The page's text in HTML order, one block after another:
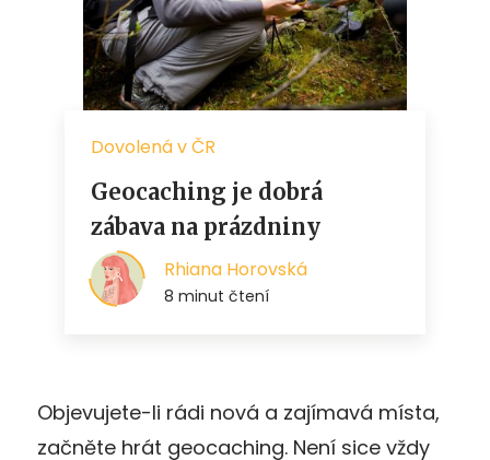
Objevujete-li rádi nová a zajímavá místa,
začněte hrát geocaching. Není sice vždy